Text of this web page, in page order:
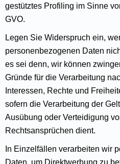
gestütztes Profiling im Sinne
GVO.
Legen Sie Widerspruch ein,
personenbezogenen Daten
es sei denn, wir können
Gründe für die Verarbeitung
Interessen, Rechte und
sofern die Verarbeitung der
Ausübung oder Verteidigung
Rechtsansprüchen dient.
In Einzelfällen verarbeiten wir
Daten, um Direktwerbung zu